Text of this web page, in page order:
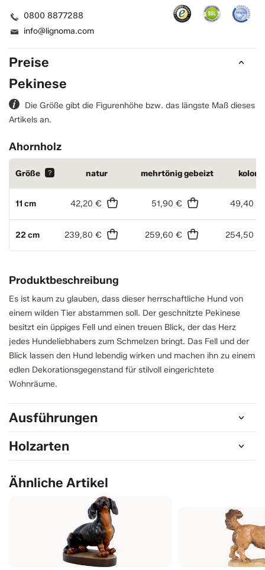
Preise
Pekinese
Die Größe gibt die Figurenhöhe bzw. das längste Maß dieses
Artikels an.
Ahornholz
Größe ? natur mehrtönig gebeizt
11 cm 42,20 € 51,90 € 49,40 €
22 cm 239,80 € 259,60 € 254,50 €
Produktbeschreibung
Es ist kaum zu glauben, dass dieser herrschaftliche Hund von
einem wilden Tier abstammen soll. Der geschnitzte Pekinese
besitzt ein üppiges Fell und einen treuen Blick, der das Herz
jedes Hundeliebhabers zum Schmelzen bringt. Das Fell und der
Blick lassen den Hund lebendig wirken und machen ihn zu einem
edlen Dekorationsgegenstand für stilvoll eingerichtete
Wohnräume.
Ausführungen
Holzarten
0800 8877288
info@lignoma.com
Ähnliche Artikel